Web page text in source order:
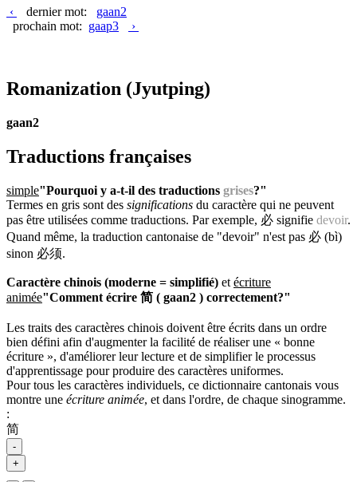
‹ dernier mot: gaan2
prochain mot: gaap3 ›
Romanization (Jyutping)
gaan2
Traductions françaises
simple"Pourquoi y a-t-il des traductions grises?"
Termes en gris sont des significations du caractère qui ne peuvent
pas être utilisées comme traductions. Par exemple, 必 signifie devoir.
Quand même, la traduction cantonaise de "devoir" n'est pas 必 (bì)
sinon 必须.
Caractère chinois (moderne = simplifié) et écriture
animée"Comment écrire 简 ( gaan2 ) correctement?"
Les traits des caractères chinois doivent être écrits dans un ordre
bien défini afin d'augmenter la facilité de réaliser une « bonne
écriture », d'améliorer leur lecture et de simplifier le processus
d'apprentissage pour produire des caractères uniformes.
Pour tous les caractères individuels, ce dictionnaire cantonais vous
montre une écriture animée, et dans l'ordre, de chaque sinogramme.
:
简
-
+